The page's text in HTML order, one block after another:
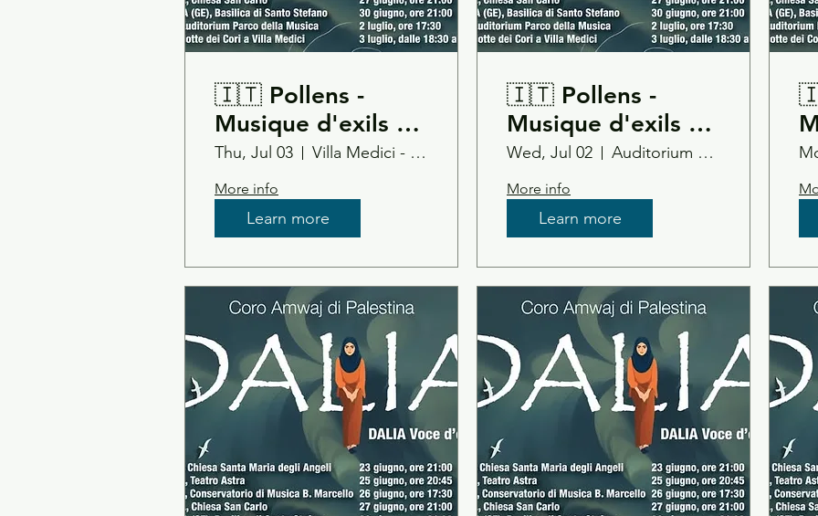
🇮🇹 Pollens -
Musique d'exils //
Dalia Voce d'esilio
// Amwaj Choir -
Roma
Thu, Jul 03 Villa Medici - Roma
More info
Learn more
🇮🇹 Pollens -
Musique d'exils //
Dalia Voce d'esilio
// Amwaj Choir -
Roma
Wed, Jul 02 Auditorium Parco della Musica - Roma
More info
Learn more
🇮🇹